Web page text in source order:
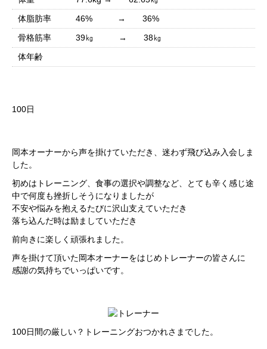
体脂肪率
46% → 36%
骨格筋率
39㎏ → 38㎏
体年齢
100日
岡本オーナーから声を掛けていただき、迷わず飛び込み入会しま
した。
初めはトレーニング、食事の選択や調整など、とても辛く感じ途
中で何度も挫折しそうになりましたが
不安や悩みを抱えるたびに沢山支えていただき
落ち込んだ時は励ましていただき
前向きに楽しく頑張れました。
声を掛けて頂いた岡本オーナーをはじめトレーナーの皆さんに
感謝の気持ちでいっぱいです。
100日間の厳しい？トレーニングおつかれさまでした。